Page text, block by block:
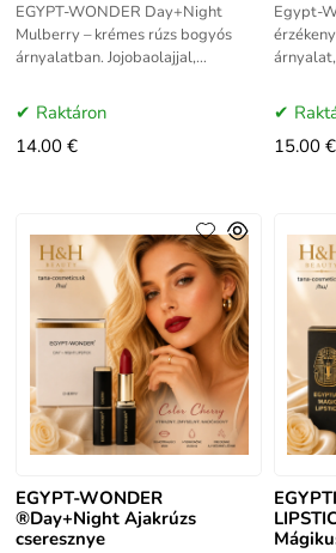
EGYPT-WONDER Day+Night
Mulberry – krémes rúzs bogyós
árnyalatban. Jojobaolajjal,
vitaminnal táplálja az ajkakat. Az
EGYPT-WONDER
Raktáron
14.00 €
Egypt-
rúzs –
ragyogó
15.00 €
EGYPT-WONDER
®Day+Night Ajakrúzs
cseresznye